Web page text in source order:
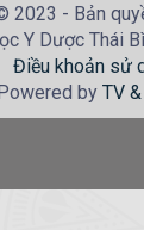
2023 - Bản
Y Dược Thái
Điều khoản sử
by TV